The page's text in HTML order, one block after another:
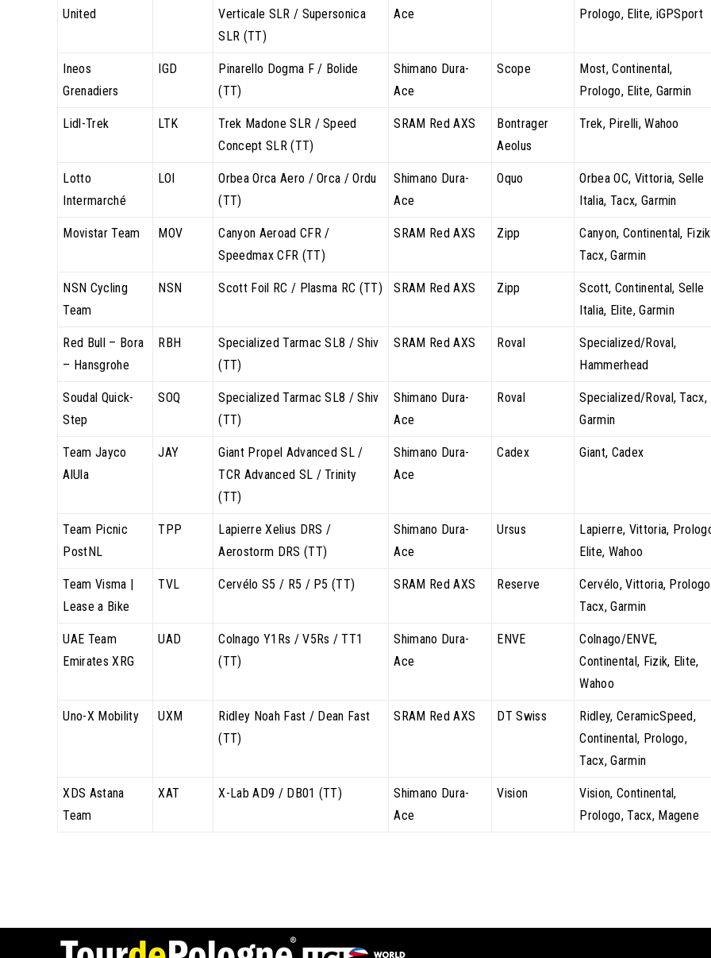
United
Verticale SLR / Supersonica
SLR (TT)
Ace
Prologo, Elite, iGPSport
Ineos
Grenadiers
IGD
Pinarello Dogma F / Bolide
(TT)
Shimano Dura-
Ace
Scope
Most, Continental,
Prologo, Elite, Garmin
Lidl-Trek LTK
Trek Madone SLR / Speed
Concept SLR (TT)
SRAM Red AXS
Bontrager
Aeolus
Trek, Pirelli, Wahoo
Lotto
Intermarché
LOI
Orbea Orca Aero / Orca / Ordu
(TT)
Shimano Dura-
Ace
Oquo
Orbea OC, Vittoria, Selle
Italia, Tacx, Garmin
Movistar Team MOV
Canyon Aeroad CFR /
Speedmax CFR (TT)
SRAM Red AXS Zipp
Canyon, Continental,
Tacx, Garmin
NSN Cycling
Team
NSN Scott Foil RC / Plasma RC (TT) SRAM Red AXS Zipp
Scott, Continental, Selle
Italia, Elite, Garmin
Red Bull – Bora
– Hansgrohe
RBH
Specialized Tarmac SL8 / Shiv
(TT)
SRAM Red AXS Roval
Specialized/Roval,
Hammerhead
Soudal Quick-
Step
SOQ
Specialized Tarmac SL8 / Shiv
(TT)
Shimano Dura-
Ace
Roval
Specialized/Roval, Tacx,
Garmin
Team Jayco
AlUla
JAY
Giant Propel Advanced SL /
TCR Advanced SL / Trinity
(TT)
Shimano Dura-
Ace
Cadex Giant, Cadex
Team Picnic
PostNL
TPP
Lapierre Xelius DRS /
Aerostorm DRS (TT)
Shimano Dura-
Ace
Ursus
Lapierre, Vittoria,
Elite, Wahoo
Team Visma |
Lease a Bike
TVL Cervélo S5 / R5 / P5 (TT) SRAM Red AXS Reserve
Cervélo, Vittoria,
Tacx, Garmin
UAE Team
Emirates XRG
UAD
Colnago Y1Rs / V5Rs / TT1
(TT)
Shimano Dura-
Ace
ENVE
Colnago/ENVE,
Continental, Fizik, Elite,
Wahoo
Uno-X Mobility UXM
Ridley Noah Fast / Dean Fast
(TT)
SRAM Red AXS DT Swiss
Ridley, CeramicSpeed,
Continental, Prologo,
Tacx, Garmin
XDS Astana
Team
XAT X-Lab AD9 / DB01 (TT)
Shimano Dura-
Ace
Vision
Vision, Continental,
Prologo, Tacx, Magene